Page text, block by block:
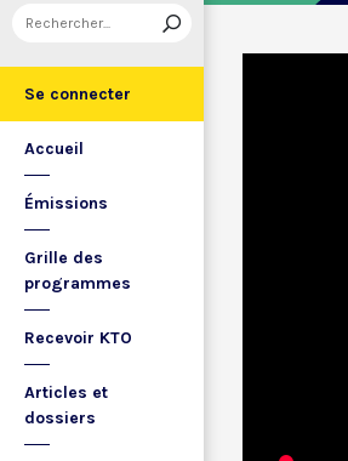
Se connecter
Accueil
Émissions
Grille des
programmes
Recevoir KTO
Articles et
dossiers